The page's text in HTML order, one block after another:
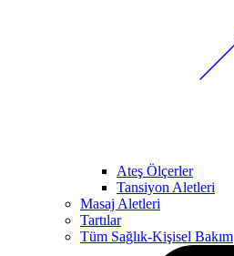
Ateş Ölçerler
Tansiyon Aletleri
Masaj Aletleri
Tartılar
Tüm Sağlık-Kişisel Bakım